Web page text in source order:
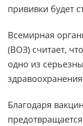
прививки будет
Всемирная
(ВОЗ) считает,
одно из
Благодаря